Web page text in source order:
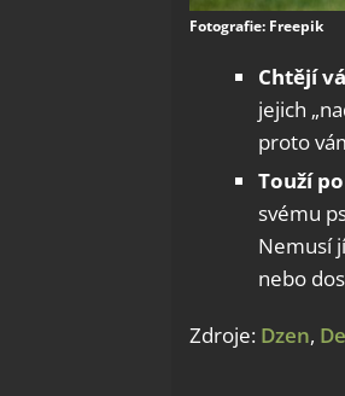
Fotografie: Freepik
Chtějí
jejich
proto
Touží
svému
Nemusí
nebo
Zdroje: Dzen,